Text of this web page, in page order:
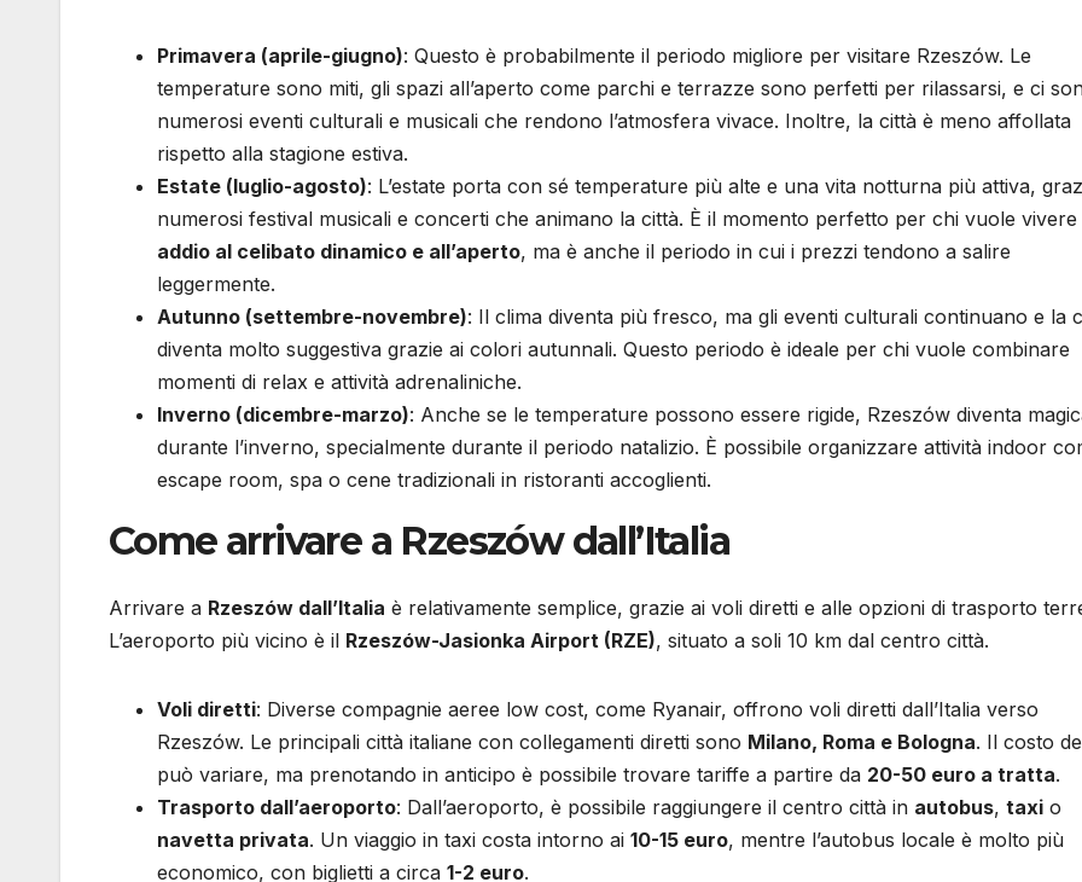
Primavera (aprile-giugno): Questo è probabilmente il periodo migliore per visitare Rzeszów. Le
temperature sono miti, gli spazi all’aperto come parchi e terrazze sono perfetti per rilassarsi, e ci
numerosi eventi culturali e musicali che rendono l’atmosfera vivace. Inoltre, la città è meno affollata
rispetto alla stagione estiva.
Estate (luglio-agosto): L’estate porta con sé temperature più alte e una vita notturna più attiva,
numerosi festival musicali e concerti che animano la città. È il momento perfetto per chi vuole
addio al celibato dinamico e all’aperto, ma è anche il periodo in cui i prezzi tendono a salire
leggermente.
Autunno (settembre-novembre): Il clima diventa più fresco, ma gli eventi culturali continuano e la
diventa molto suggestiva grazie ai colori autunnali. Questo periodo è ideale per chi vuole combinare
momenti di relax e attività adrenaliniche.
Inverno (dicembre-marzo): Anche se le temperature possono essere rigide, Rzeszów diventa
durante l’inverno, specialmente durante il periodo natalizio. È possibile organizzare attività indoor
escape room, spa o cene tradizionali in ristoranti accoglienti.
Come arrivare a Rzeszów dall’Italia
Arrivare a Rzeszów dall’Italia è relativamente semplice, grazie ai voli diretti e alle opzioni di trasporto
L’aeroporto più vicino è il Rzeszów-Jasionka Airport (RZE), situato a soli 10 km dal centro città.
Voli diretti: Diverse compagnie aeree low cost, come Ryanair, offrono voli diretti dall’Italia verso
Rzeszów. Le principali città italiane con collegamenti diretti sono Milano, Roma e Bologna. Il costo
può variare, ma prenotando in anticipo è possibile trovare tariffe a partire da 20-50 euro a tratta.
Trasporto dall’aeroporto: Dall’aeroporto, è possibile raggiungere il centro città in autobus, taxi o
navetta privata. Un viaggio in taxi costa intorno ai 10-15 euro, mentre l’autobus locale è molto più
economico, con biglietti a circa 1-2 euro.